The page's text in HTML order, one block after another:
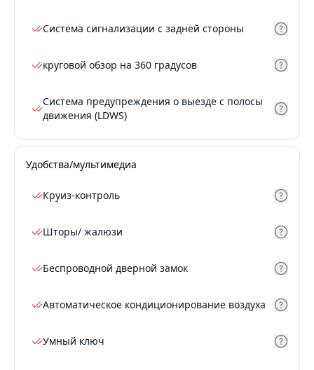
Система сигнализации с задней стороны
круговой обзор на 360 градусов
Система предупреждения о выезде с полосы
движения (LDWS)
Удобства/мультимедиа
Круиз-контроль
Шторы/ жалюзи
Беспроводной дверной замок
Автоматическое кондиционирование воздуха
Умный ключ